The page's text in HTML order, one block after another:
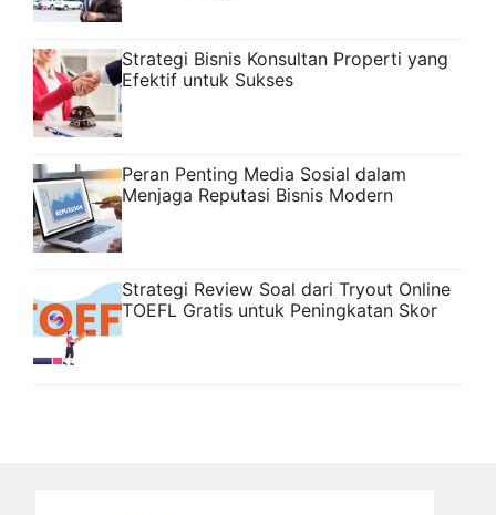
Strategi Bisnis Konsultan Properti yang
Efektif untuk Sukses
Peran Penting Media Sosial dalam
Menjaga Reputasi Bisnis Modern
Strategi Review Soal dari Tryout Online
TOEFL Gratis untuk Peningkatan Skor